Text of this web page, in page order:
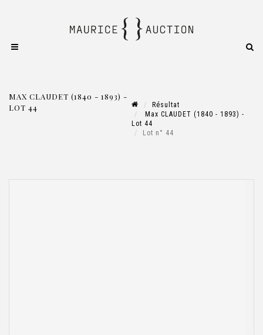
MAX CLAUDET (1840 - 1893) -
LOT 44
Résultat
Max CLAUDET (1840 - 1893) -
Lot 44
Lot n° 44